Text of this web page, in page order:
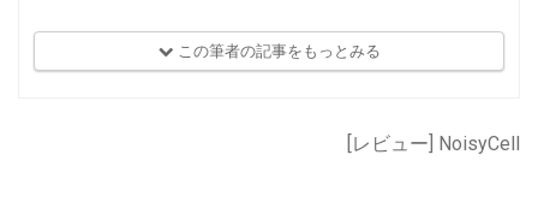
この筆者の記事をもっとみる
[レビュー] NoisyCell